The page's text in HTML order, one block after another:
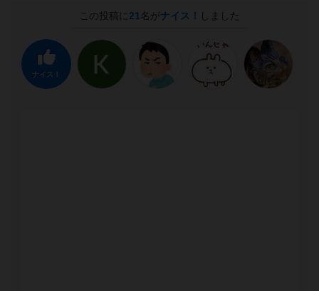
この投稿に 21 名がナイス！ しました
ナイス！